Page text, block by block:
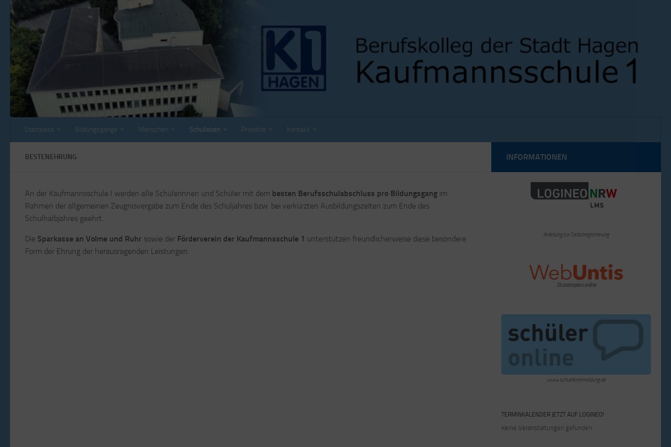
Zum Inhalt springen
Startseite Bildungsgänge Menschen Schulleben Projekte Kontakt
BESTENEHRUNG
An der Kaufmannsschule I werden alle Schülerinnen und Schüler mit dem besten Berufsschulabschluss pro Bildungsgang im
Rahmen der allgemeinen Zeugnisvergabe zum Ende des Schuljahres bzw. bei verkürzten Ausbildungszeiten zum Ende des
Schulhalbjahres geehrt.
Die Sparkasse an Volme und Ruhr sowie der Förderverein der Kaufmannsschule 1 unterstützen freundlicherweise diese besondere
Form der Ehrung der herausragenden Leistungen.
INFORMATIONEN
Anleitung zur Selbstregistrierung
Stundenplan online
www.schueleranmeldung.de
TERMINKALENDER JETZT AUF LOGINEO!
Keine Veranstaltungen gefunden.